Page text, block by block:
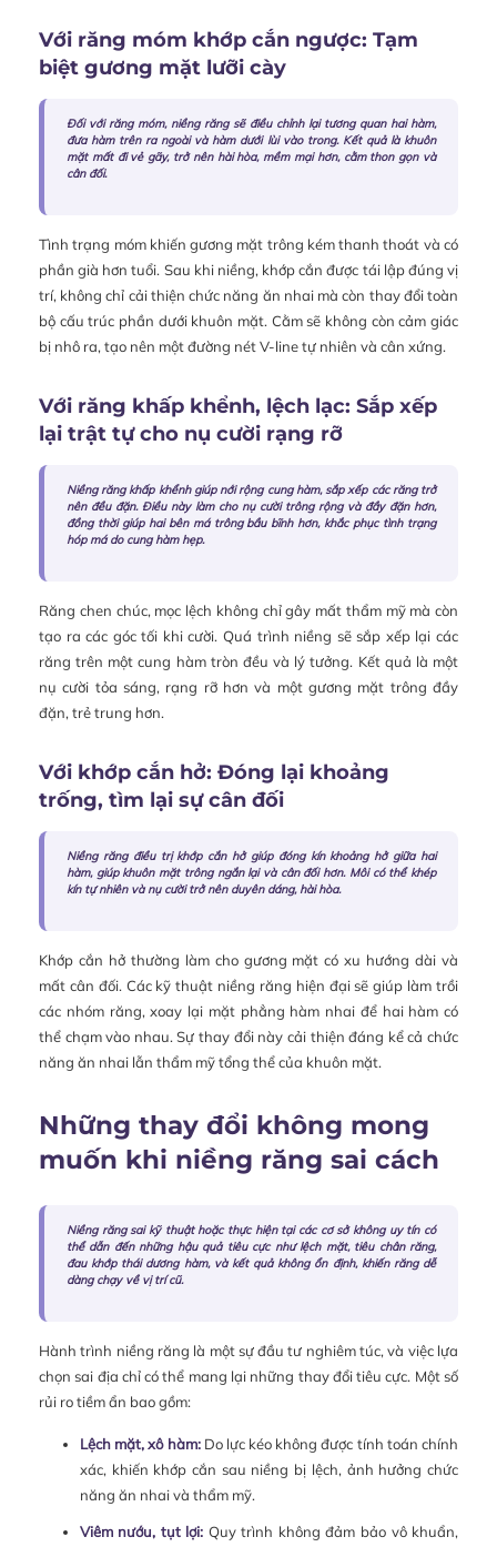
Với răng móm khớp cắn ngược: Tạm
biệt gương mặt lưỡi cày
Đối với răng móm, niềng răng sẽ điều chỉnh lại tương quan hai hàm,
đưa hàm trên ra ngoài và hàm dưới lùi vào trong. Kết quả là khuôn
mặt mất đi vẻ gãy, trở nên hài hòa, mềm mại hơn, cằm thon gọn và
cân đối.
Tình trạng móm khiến gương mặt trông kém thanh thoát và có
phần già hơn tuổi. Sau khi niềng, khớp cắn được tái lập đúng vị
trí, không chỉ cải thiện chức năng ăn nhai mà còn thay đổi toàn
bộ cấu trúc phần dưới khuôn mặt. Cằm sẽ không còn cảm giác
bị nhô ra, tạo nên một đường nét V-line tự nhiên và cân xứng.
Với răng khấp khểnh, lệch lạc: Sắp xếp
lại trật tự cho nụ cười rạng rỡ
Niềng răng khấp khểnh giúp nới rộng cung hàm, sắp xếp các răng trở
nên đều đặn. Điều này làm cho nụ cười trông rộng và đầy đặn hơn,
đồng thời giúp hai bên má trông bầu bĩnh hơn, khắc phục tình trạng
hóp má do cung hàm hẹp.
Răng chen chúc, mọc lệch không chỉ gây mất thẩm mỹ mà còn
tạo ra các góc tối khi cười. Quá trình niềng sẽ sắp xếp lại các
răng trên một cung hàm tròn đều và lý tưởng. Kết quả là một
nụ cười tỏa sáng, rạng rỡ hơn và một gương mặt trông đầy
đặn, trẻ trung hơn.
Với khớp cắn hở: Đóng lại khoảng
trống, tìm lại sự cân đối
Niềng răng điều trị khớp cắn hở giúp đóng kín khoảng hở giữa hai
hàm, giúp khuôn mặt trông ngắn lại và cân đối hơn. Môi có thể khép
kín tự nhiên và nụ cười trở nên duyên dáng, hài hòa.
Khớp cắn hở thường làm cho gương mặt có xu hướng dài và
mất cân đối. Các kỹ thuật niềng răng hiện đại sẽ giúp làm trồi
các nhóm răng, xoay lại mặt phẳng hàm nhai để hai hàm có
thể chạm vào nhau. Sự thay đổi này cải thiện đáng kể cả chức
năng ăn nhai lẫn thẩm mỹ tổng thể của khuôn mặt.
Những thay đổi không mong
muốn khi niềng răng sai cách
Niềng răng sai kỹ thuật hoặc thực hiện tại các cơ sở không uy tín có
thể dẫn đến những hậu quả tiêu cực như lệch mặt, tiêu chân răng,
đau khớp thái dương hàm, và kết quả không ổn định, khiến răng dễ
dàng chạy về vị trí cũ.
Hành trình niềng răng là một sự đầu tư nghiêm túc, và việc lựa
chọn sai địa chỉ có thể mang lại những thay đổi tiêu cực. Một số
rủi ro tiềm ẩn bao gồm:
Lệch mặt, xô hàm:Do lực kéo không được tính toán chính
xác, khiến khớp cắn sau niềng bị lệch, ảnh hưởng chức
năng ăn nhai và thẩm mỹ.
Viêm nướu, tụt lợi: Quy trình không đảm bảo vô khuẩn,